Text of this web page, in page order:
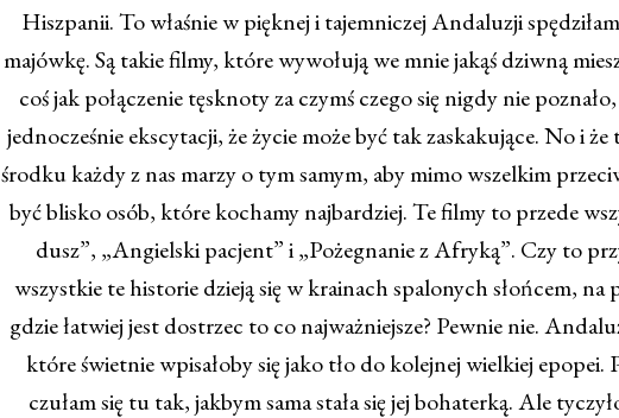
Hiszpanii. To właśnie w pięknej i tajemniczej Andaluzji
majówkę. Są takie filmy, które wywołują we mnie jakąś dziwną
coś jak połączenie tęsknoty za czymś czego się nigdy nie
jednocześnie ekscytacji, że życie może być tak zaskakujące. No i że
środku każdy z nas marzy o tym samym, aby mimo wszelkim
być blisko osób, które kochamy najbardziej. Te filmy to przede
dusz”, „Angielski pacjent” i „Pożegnanie z Afryką”. Czy to
wszystkie te historie dzieją się w krainach spalonych słońcem,
gdzie łatwiej jest dostrzec to co najważniejsze? Pewnie nie.
które świetnie wpisałoby się jako tło do kolejnej wielkiej epopei.
czułam się tu tak, jakbym sama stała się jej bohaterką. Ale